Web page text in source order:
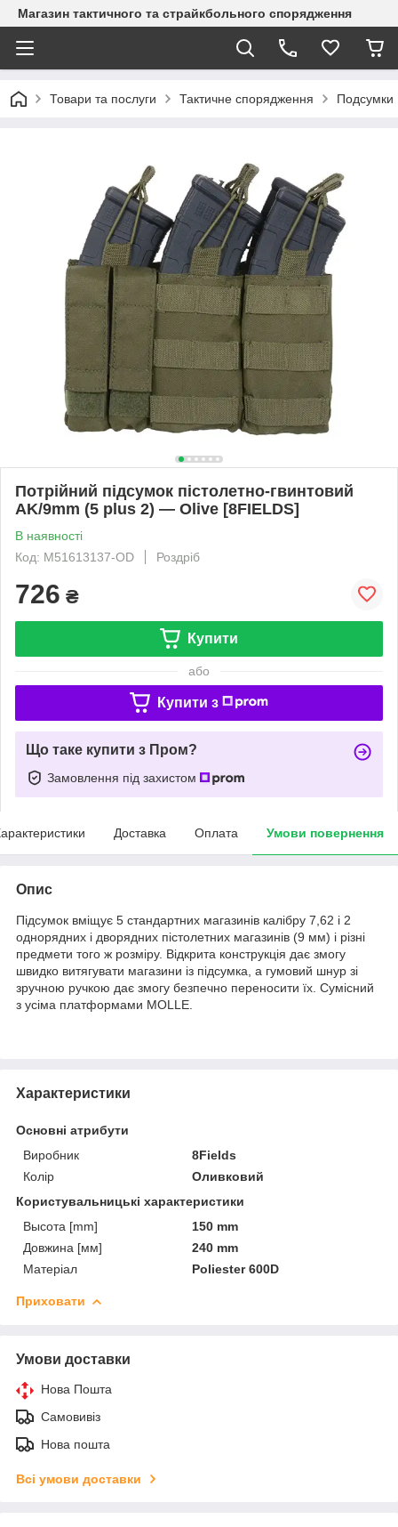
Магазин тактичного та страйкбольного спорядження
Товари та послуги Тактичне спорядження Подсумки
Потрійний підсумок пістолетно-гвинтовий
AK/9mm (5 plus 2) — Olive [8FIELDS]
В наявності
Код: M51613137-OD
Роздріб
726 ₴
Купити
або
Купити з
Що таке купити з Пром?
Замовлення під захистом
Доставка Оплата Умови повернення
Опис
Підсумок вміщує 5 стандартних магазинів калібру 7,62 і 2
однорядних і дворядних пістолетних магазинів (9 мм) і різні
предмети того ж розміру. Відкрита конструкція дає змогу
швидко витягувати магазини із підсумка, а гумовий шнур зі
зручною ручкою дає змогу безпечно переносити їх. Сумісний
з усіма платформами MOLLE.
Характеристики
Основні атрибути
Виробник
8Fields
Колір
Оливковий
Користувальницькі характеристики
Высота [mm]
150 mm
Довжина [мм]
240 mm
Матеріал
Poliester 600D
Приховати
Умови доставки
Нова Пошта
Самовивіз
Нова пошта
Всі умови доставки